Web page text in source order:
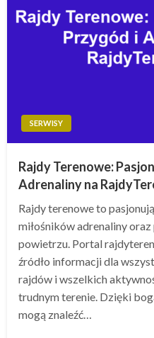
SERWISY
Rajdy Terenowe:
Adrenaliny na
Rajdy terenowe to
miłośników adrenaliny
powietrzu. Portal
źródło informacji dla
rajdów i wszelkich
trudnym terenie. Dzięki
mogą znaleźć…